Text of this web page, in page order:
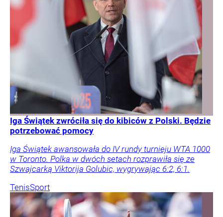
Iga Świątek zwróciła się do kibiców z Polski. Będzie
potrzebować pomocy
Iga Świątek awansowała do IV rundy turnieju WTA 1000
w Toronto. Polka w dwóch setach rozprawiła się ze
Szwajcarką Viktorija Golubic, wygrywając 6:2, 6:1.
TenisSport